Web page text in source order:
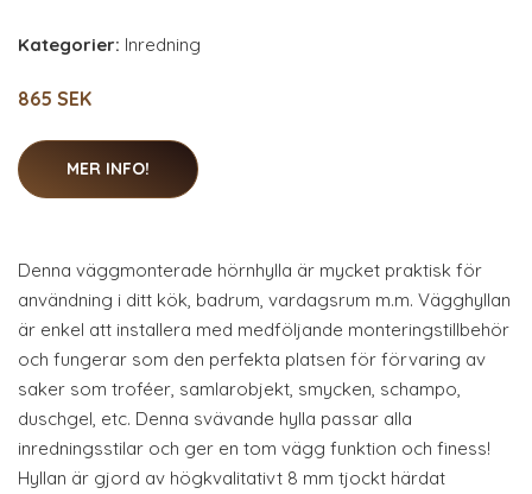
Kategorier: Inredning
865 SEK
MER INFO!
Denna väggmonterade hörnhylla är mycket praktisk för
användning i ditt kök, badrum, vardagsrum m.m. Vägghyllan
är enkel att installera med medföljande monteringstillbehör
och fungerar som den perfekta platsen för förvaring av
saker som troféer, samlarobjekt, smycken, schampo,
duschgel, etc. Denna svävande hylla passar alla
inredningsstilar och ger en tom vägg funktion och finess!
Hyllan är gjord av högkvalitativt 8 mm tjockt härdat